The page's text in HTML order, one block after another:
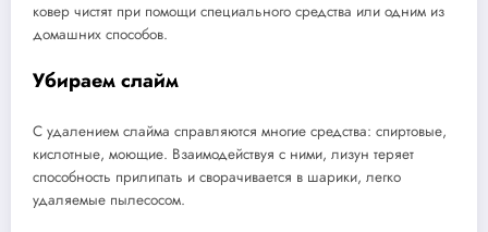
ковер чистят при помощи специального средства или одним из
домашних способов.
Убираем слайм
С удалением слайма справляются многие средства: спиртовые,
кислотные, моющие. Взаимодействуя с ними, лизун теряет
способность прилипать и сворачивается в шарики, легко
удаляемые пылесосом.